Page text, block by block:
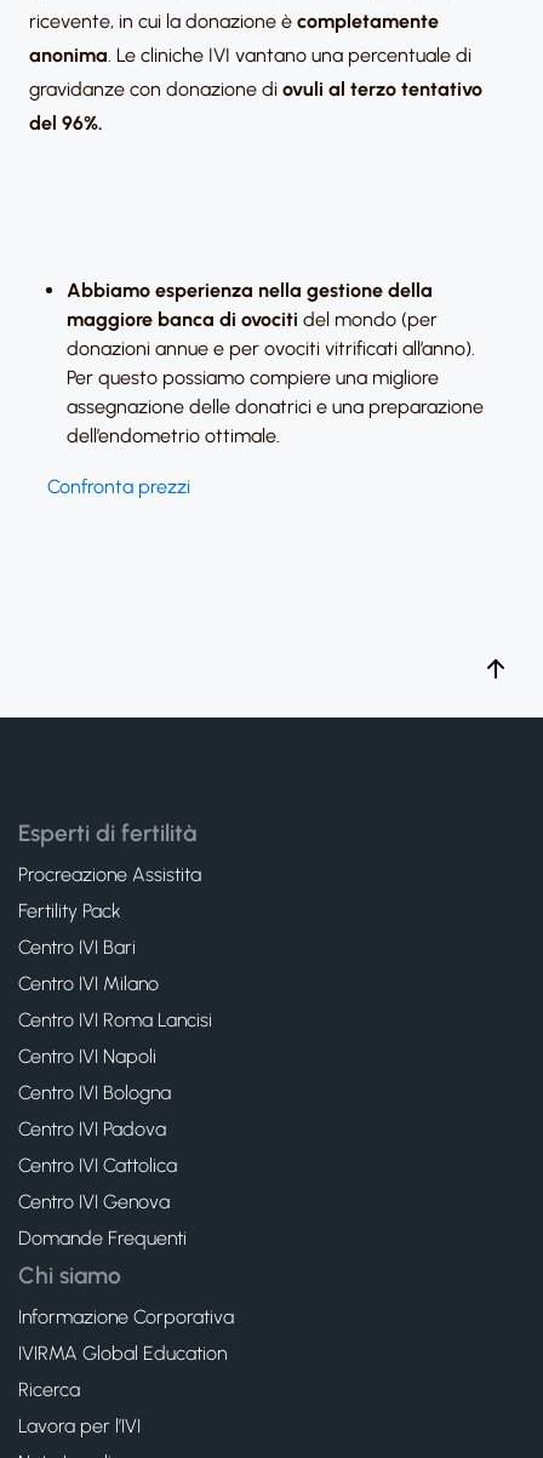
ricevente, in cui la donazione è completamente
anonima . Le cliniche IVI vantano una percentuale di
gravidanze con donazione di ovuli al terzo tentativo
del 96%.
Abbiamo esperienza nella gestione della
maggiore banca di ovociti del mondo (per
donazioni annue e per ovociti vitrificati all’anno).
Per questo possiamo compiere una migliore
assegnazione delle donatrici e una preparazione
dell’endometrio ottimale.
Confronta prezzi
Esperti di fertilità
Procreazione Assistita
Fertility Pack
Centro IVI Bari
Centro IVI Milano
Centro IVI Roma Lancisi
Centro IVI Napoli
Centro IVI Bologna
Centro IVI Padova
Centro IVI Cattolica
Centro IVI Genova
Domande Frequenti
Chi siamo
Informazione Corporativa
IVIRMA Global Education
Ricerca
Lavora per l’IVI